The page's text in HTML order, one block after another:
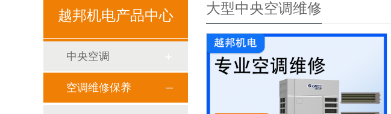
越邦机电产品中心
中央空调
空调维修保养
大型中央空调维修